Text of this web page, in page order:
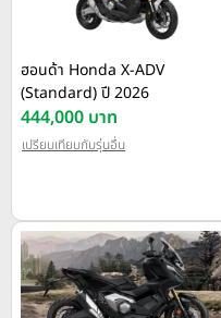
ฮอนด้า Honda X-ADV
(Standard) ปี 2026
444,000 บาท
เปรียบเทียบกับรุ่นอื่น